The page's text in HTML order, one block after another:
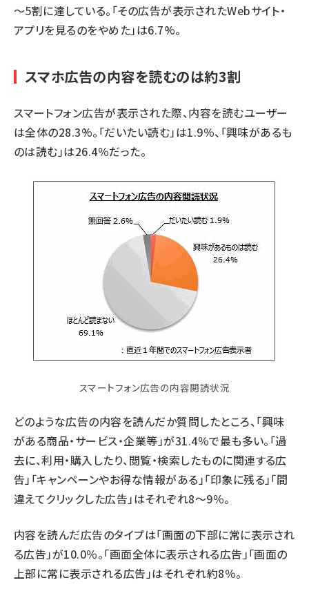
～5割に達している。「その広告が表示されたWebサイト・
アプリを見るのをやめた」は6.7%。
スマホ広告の内容を読むのは約3割
スマートフォン広告が表示された際、内容を読むユーザー
は全体の28.3%。「だいたい読む」は1.9％、「興味があるも
のは読む」は26.4％だった。
スマートフォン広告の内容閲読状況
どのような広告の内容を読んだか質問したところ、「興味
がある商品・サービス・企業等」が31.4％で最も多い。「過
去に、利用・購入したり、閲覧・検索したものに関連する広
告」「キャンペーンやお得な情報がある」「印象に残る」「間
違えてクリックした広告」はそれぞれ8～9％。
内容を読んだ広告のタイプは「画面の下部に常に表示され
る広告」が10.0％。「画面全体に表示される広告」「画面の
上部に常に表示される広告」はそれぞれ約8％。